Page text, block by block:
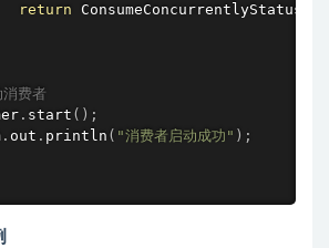
return ConsumeConcurrentlyStatus
费者
. start ( ) ;
. out . println ( "消费者启动成功" ) ;